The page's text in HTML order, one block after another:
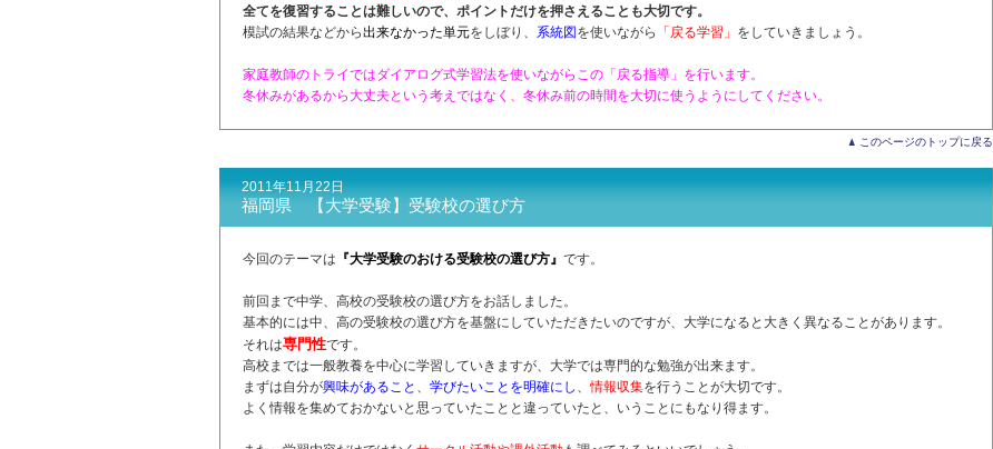
全てを復習することは難しいので、ポイントだけを押さえることも大切です。
模試の結果などから出来なかった単元をしぼり、 系統図 を使いながら 「 戻る学習」 をしていきましょう。
家庭教師のトライではダイアログ式学習法を使いながらこの「戻る指導」を行います。
冬休みがあるから大丈夫という考えではなく、冬休み前の時間を大切に使うようにしてください。
このページのトップに戻る
2011年11月22日
福岡県 【大学受験】受験校の選び方
今回のテーマは 『大学受験のおける受験校の選び方』 です。
前回まで中学、高校の受験校の選び方をお話しました。
基本的には中、高の受験校の選び方を基盤にしていただきたいのですが、大学になると大きく異なることがあります。
それは専門性です。
高校までは一般教養を中心に学習していきますが、大学では専門的な勉強が出来ます。
まずは自分が興味があること 、 学びたいことを明確にし 、情報収集を行うことが大切です。
よく情報を集めておかないと思っていたことと違っていたと、いうことにもなり得ます。